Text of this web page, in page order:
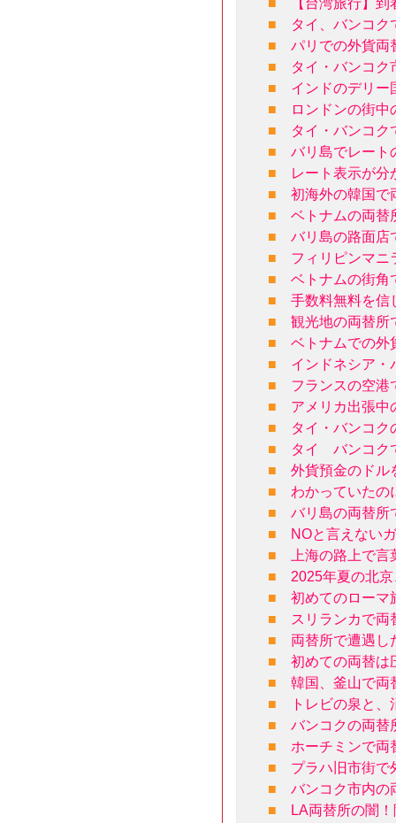
■
タイ、バンコク
■
パリでの外貨両
■
タイ・バンコク
■
インドのデリー
■
ロンドンの街
■
タイ・バンコク
■
バリ島でレート
■
レート表示が分
■
初海外の韓国で
■
ベトナムの両替
■
バリ島の路面店
■
フィリピンマニ
■
ベトナムの街角
■
手数料無料を信
■
観光地の両替所
■
ベトナムでの外
■
インドネシア・
■
フランスの空港
■
アメリカ出張中
■
タイ・バンコク
■
タイ バンコク
■
外貨預金のドル
■
わかっていたの
■
バリ島の両替所
■
NOと言えない
■
上海の路上で
■
2025年夏の北
■
初めてのローマ
■
スリランカで両
■
両替所で遭遇し
■
初めての両替は
■
韓国、釜山で両
■
トレビの泉と
■
バンコクの両替
■
ホーチミンで両
■
プラハ旧市街で
■
バンコク市内の
■
LA両替所の闇